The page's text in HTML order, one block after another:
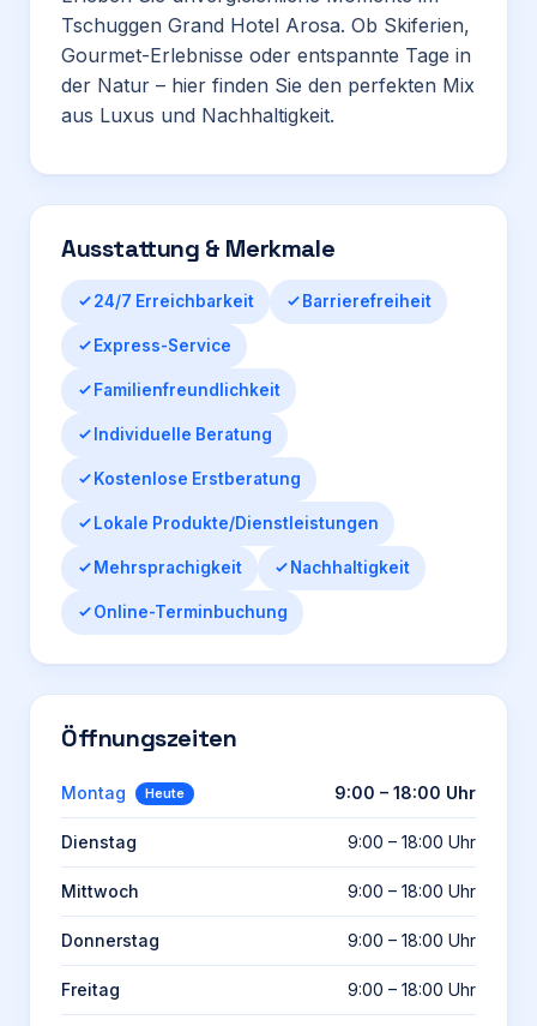
Tschuggen Grand Hotel Arosa. Ob Skiferien,
Gourmet-Erlebnisse oder entspannte Tage in
der Natur – hier finden Sie den perfekten Mix
aus Luxus und Nachhaltigkeit.
Ausstattung & Merkmale
24/7 Erreichbarkeit Barrierefreiheit
Express-Service
Familienfreundlichkeit
Individuelle Beratung
Kostenlose Erstberatung
Lokale Produkte/Dienstleistungen
Mehrsprachigkeit Nachhaltigkeit
Online-Terminbuchung
Öffnungszeiten
Montag Heute 9:00 – 18:00 Uhr
Dienstag 9:00 – 18:00 Uhr
Mittwoch 9:00 – 18:00 Uhr
Donnerstag 9:00 – 18:00 Uhr
Freitag 9:00 – 18:00 Uhr